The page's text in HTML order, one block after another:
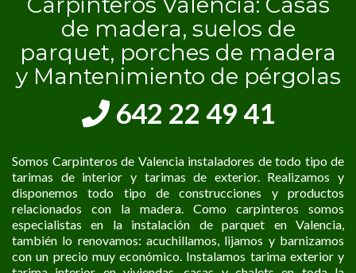
de madera, suelos de
parquet, porches de madera
y Mantenimiento de pérgolas
642 22 49 41
Somos Carpinteros de Valencia instaladores de todo tipo de
tarimas de interior y tarimas de exterior. Realizamos y
disponemos todo tipo de construcciones y productos
relacionados con la madera. Como carpinteros somos
especialistas en la instalación de parquet en Valencia,
también lo renovamos: acuchillamos, lijamos y barnizamos
con un precio muy económico. Instalamos tarima exterior y